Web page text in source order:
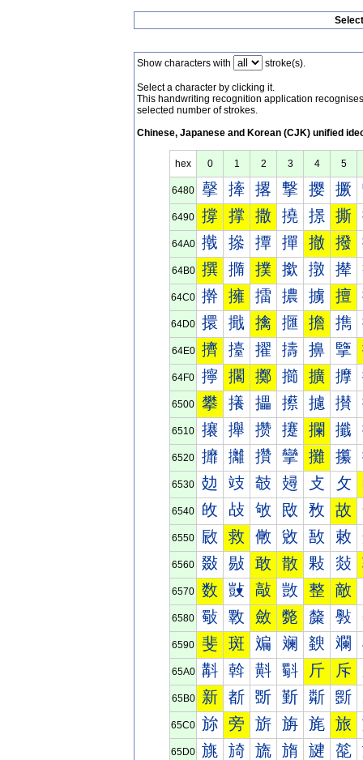
Show characters with stroke(s).
Select a character by clicking it.
This handwriting recognition application
selected number of strokes.
Chinese, Japanese and Korean (CJK) unified
hex 0 1 2 3 4 5
6480 撀 撁 撂 撃 撄 撅
6490 撐 撑 撒 撓 撔 撕
64A0 撠 撡 撢 撣 撤 撥
64B0 撰 撱 撲 撳 撴 撵
64C0 擀 擁 擂 擃 擄 擅
64D0 擐 擑 擒 擓 擔 擕
64E0 擠 擡 擢 擣 擤 擥
64F0 擰 擱 擲 擳 擴 擵
6500 攀 攁 攂 攃 攄 攅
6510 攐 攑 攒 攓 攔 攕
6520 攠 攡 攢 攣 攤 攥
6530 攰 攱 攲 攳 攴 攵
6540 敀 敁 敂 敃 敄 故
6550 敐 救 敒 敓 敔 敕
6560 敠 敡 敢 散 敤 敥
6570 数 敱 敲 敳 整 敵
6580 斀 斁 斂 斃 斄 斅
6590 斐 斑 斒 斓 斔 斕
65A0 斠 斡 斢 斣 斤 斥
65B0 新 斱 斲 斳 斴 斵
65C0 旀 旁 旂 旃 旄 旅
65D0 旐 旑 旒 旓 旔 旕